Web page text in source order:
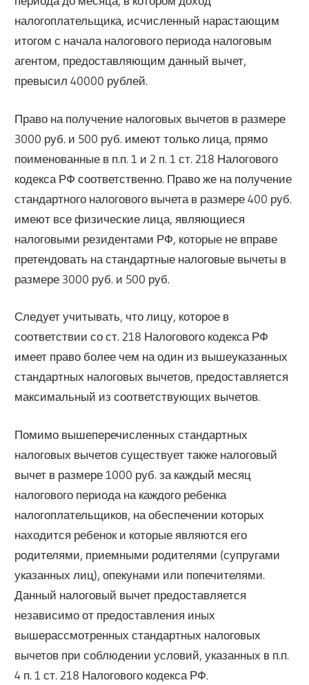
налогоплательщика, исчисленный нарастающим
итогом с начала налогового периода налоговым
агентом, предоставляющим данный вычет,
превысил 40000 рублей.
Право на получение налоговых вычетов в размере
3000 руб. и 500 руб. имеют только лица, прямо
поименованные в п.п. 1 и 2 п. 1 ст. 218 Налогового
кодекса РФ соответственно. Право же на получение
стандартного налогового вычета в размере 400 руб.
имеют все физические лица, являющиеся
налоговыми резидентами РФ, которые не вправе
претендовать на стандартные налоговые вычеты в
размере 3000 руб. и 500 руб.
Следует учитывать, что лицу, которое в
соответствии со ст. 218 Налогового кодекса РФ
имеет право более чем на один из вышеуказанных
стандартных налоговых вычетов, предоставляется
максимальный из соответствующих вычетов.
Помимо вышеперечисленных стандартных
налоговых вычетов существует также налоговый
вычет в размере 1000 руб. за каждый месяц
налогового периода на каждого ребенка
налогоплательщиков, на обеспечении которых
находится ребенок и которые являются его
родителями, приемными родителями (супругами
указанных лиц), опекунами или попечителями.
Данный налоговый вычет предоставляется
независимо от предоставления иных
вышерассмотренных стандартных налоговых
вычетов при соблюдении условий, указанных в п.п.
4 п. 1 ст. 218 Налогового кодекса РФ.